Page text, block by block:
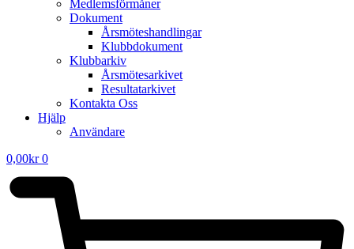
Medlemsförmåner
Dokument
Årsmöteshandlingar
Klubbdokument
Klubbarkiv
Årsmötesarkivet
Resultatarkivet
Kontakta Oss
Hjälp
Användare
0,00kr 0